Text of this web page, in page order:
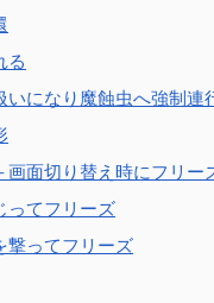
る
いになり魔蝕虫へ強制連
画面切り替え時にフリー
ってフリーズ
撃ってフリーズ